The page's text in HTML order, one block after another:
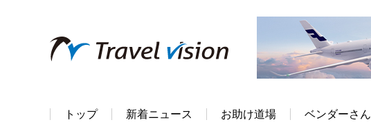
トップ 新着ニュース お助け道場 ベンダーさん